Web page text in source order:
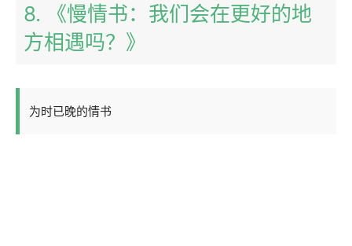
8. 《慢情书：我们会在更好的地
方相遇吗？》
为时已晚的情书